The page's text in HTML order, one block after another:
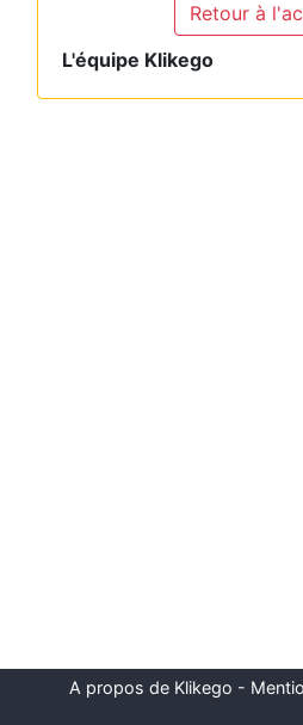
Retour à
L'équipe Klikego
A propos de Klikego -